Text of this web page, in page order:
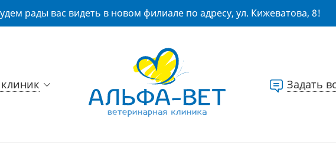
рады вас видеть в новом филиале по адресу, ул. Кижеватова, 8!
Задать